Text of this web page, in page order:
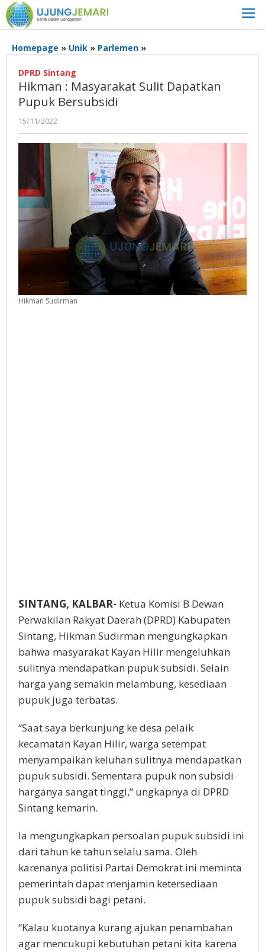
Lewati
ke
konten
Homepage » Unik » Parlemen »Hikman
Sulit
Dapatkan
DPRD Sintang
Hikman : Masyarakat Sulit Dapatkan
Pupuk Bersubsidi
15/11/2022
Admin
Ujung
Hikman Sudirman
SINTANG, KALBAR- Ketua Komisi B Dewan
Perwakilan Rakyat Daerah (DPRD) Kabupaten
Sintang, Hikman Sudirman mengungkapkan
bahwa masyarakat Kayan Hilir mengeluhkan
sulitnya mendapatkan pupuk subsidi. Selain
harga yang semakin melambung, kesediaan
pupuk juga terbatas.
“Saat saya berkunjung ke desa pelaik
kecamatan Kayan Hilir, warga setempat
menyampaikan keluhan sulitnya mendapatkan
pupuk subsidi. Sementara pupuk non subsidi
harganya sangat tinggi,” ungkapnya di DPRD
Sintang kemarin.
Ia mengungkapkan persoalan pupuk subsidi ini
dari tahun ke tahun selalu sama. Oleh
karenanya politisi Partai Demokrat ini meminta
pemerintah dapat menjamin ketersediaan
pupuk subsidi bagi petani.
“Kalau kuotanya kurang ajukan penambahan
agar mencukupi kebutuhan petani kita karena